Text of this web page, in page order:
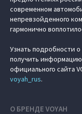
современном
непревзойденного
гармонично
Узнать подробности
получить
официального сайта
voyah_rus.
О БРЕНДЕ VOYAH